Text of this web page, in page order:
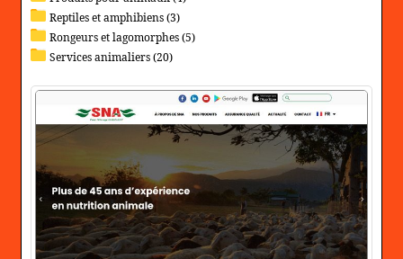
Reptiles et amphibiens (3)
Rongeurs et lagomorphes (5)
Services animaliers (20)